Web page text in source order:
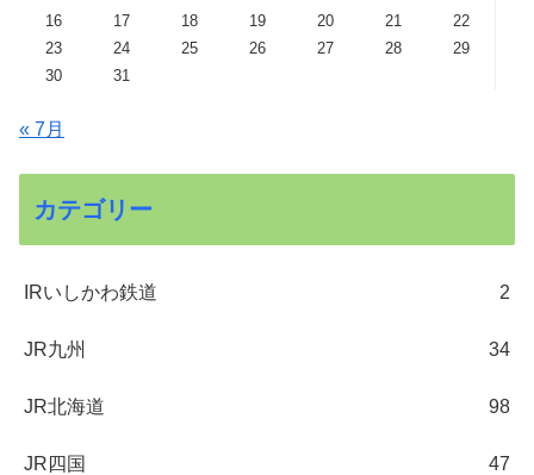
16
17 18 19 20 21
22
23
24 25 26 27 28
29
30
31
« 7月
カテゴリー
IRいしかわ鉄道 2
JR九州 34
JR北海道 98
JR四国 47